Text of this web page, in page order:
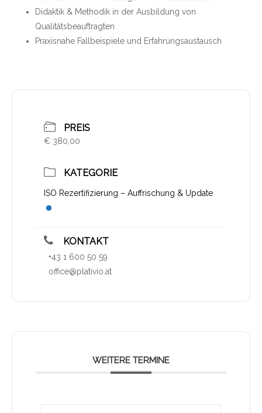
Didaktik & Methodik in der Ausbildung von
Qualitätsbeauftragten
Praxisnahe Fallbeispiele und Erfahrungsaustausch
PREIS
€ 380,00
KATEGORIE
ISO Rezertifizierung – Auffrischung & Update
KONTAKT
+43 1 600 50 59
office@plativio.at
WEITERE TERMINE